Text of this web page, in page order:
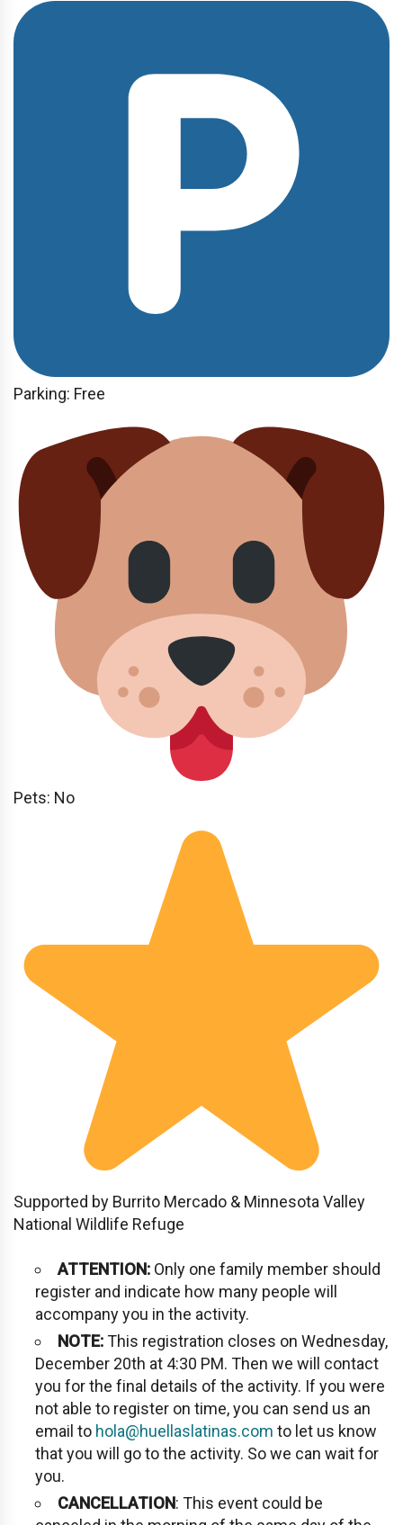
Parking: Free
Pets: No
Supported by Burrito Mercado & Minnesota Valley
National Wildlife Refuge
ATTENTION: Only one family member should
register and indicate how many people will
accompany you in the activity.
NOTE:This registration closes on Wednesday,
December 20th at 4:30 PM. Then we will contact
you for the final details of the activity. If you were
not able to register on time, you can send us an
email to hola@huellaslatinas.com to let us know
that you will go to the activity. So we can wait for
you.
CANCELLATION: This event could be